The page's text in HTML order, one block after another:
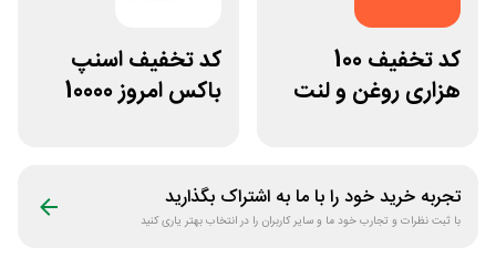
کد تخفیف 100
هزاری روغن و لنت
کد تخفیف اسنپ
باکس امروز 10000
تجربه خرید خود را با ما به اشتراک بگذارید
با ثبت نظرات و تجارب خود ما و سایر کاربران را در انتخاب بهتر یاری کنید